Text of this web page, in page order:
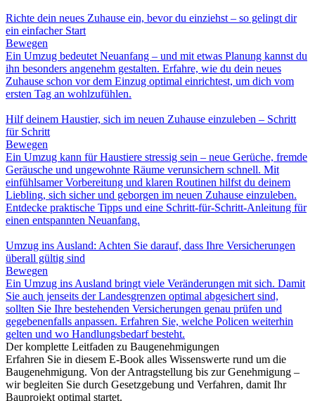
Richte dein neues Zuhause ein, bevor du einziehst – so gelingt dir
ein einfacher Start
Bewegen
Ein Umzug bedeutet Neuanfang – und mit etwas Planung kannst du
ihn besonders angenehm gestalten. Erfahre, wie du dein neues
Zuhause schon vor dem Einzug optimal einrichtest, um dich vom
ersten Tag an wohlzufühlen.
Hilf deinem Haustier, sich im neuen Zuhause einzuleben – Schritt
für Schritt
Bewegen
Ein Umzug kann für Haustiere stressig sein – neue Gerüche, fremde
Geräusche und ungewohnte Räume verunsichern schnell. Mit
einfühlsamer Vorbereitung und klaren Routinen hilfst du deinem
Liebling, sich sicher und geborgen im neuen Zuhause einzuleben.
Entdecke praktische Tipps und eine Schritt-für-Schritt-Anleitung für
einen entspannten Neuanfang.
Umzug ins Ausland: Achten Sie darauf, dass Ihre Versicherungen
überall gültig sind
Bewegen
Ein Umzug ins Ausland bringt viele Veränderungen mit sich. Damit
Sie auch jenseits der Landesgrenzen optimal abgesichert sind,
sollten Sie Ihre bestehenden Versicherungen genau prüfen und
gegebenenfalls anpassen. Erfahren Sie, welche Policen weiterhin
gelten und wo Handlungsbedarf besteht.
Der komplette Leitfaden zu Baugenehmigungen
Erfahren Sie in diesem E-Book alles Wissenswerte rund um die
Baugenehmigung. Von der Antragstellung bis zur Genehmigung –
wir begleiten Sie durch Gesetzgebung und Verfahren, damit Ihr
Bauprojekt optimal startet.